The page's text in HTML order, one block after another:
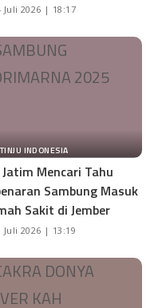
Juli 2026 | 18:17
TINJU INDONESIA
Jatim Mencari Tahu
Sambung Masuk
Sakit di Jember
Juli 2026 | 13:19